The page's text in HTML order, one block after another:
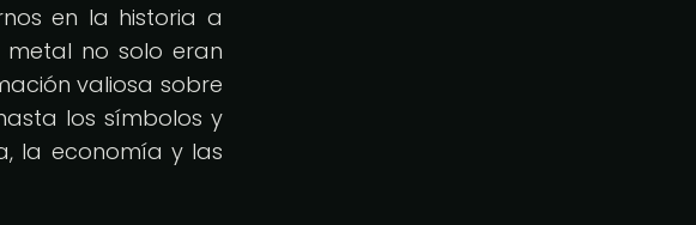
en la historia a
metal no solo eran
valiosa sobre
los símbolos y
la economía y las